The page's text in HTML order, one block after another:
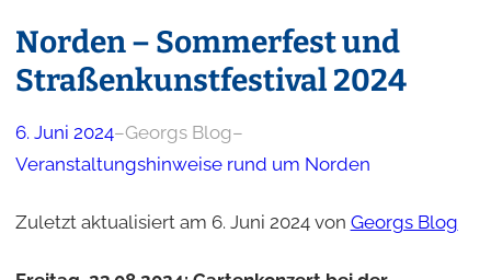
Norden – Sommerfest und
Straßenkunstfestival 2024
6. Juni 2024–Georgs Blog–
Veranstaltungshinweise rund um Norden
Zuletzt aktualisiert am 6. Juni 2024 von Georgs Blog